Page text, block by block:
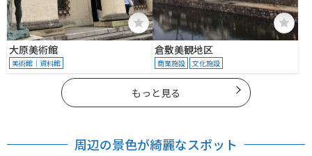
大原美術館
美術館｜資料館
倉敷美観地区
商業施設 文化施設
もっと見る
周辺の景色が綺麗なスポット